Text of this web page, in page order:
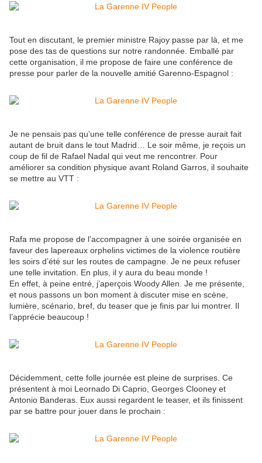
Tout en discutant, le premier ministre Rajoy passe par là, et me
pose des tas de questions sur notre randonnée. Emballé par
cette organisation, il me propose de faire une conférence de
presse pour parler de la nouvelle amitié Garenno-Espagnol :
Je ne pensais pas qu’une telle conférence de presse aurait fait
autant de bruit dans le tout Madrid… Le soir même, je reçois un
coup de fil de Rafael Nadal qui veut me rencontrer. Pour
améliorer sa condition physique avant Roland Garros, il souhaite
se mettre au VTT :
Rafa me propose de l’accompagner à une soirée organisée en
faveur des lapereaux orphelins victimes de la violence routière
les soirs d’été sur les routes de campagne. Je ne peux refuser
une telle invitation. En plus, il y aura du beau monde !
En effet, à peine entré, j’aperçois Woody Allen. Je me présente,
et nous passons un bon moment à discuter mise en scène,
lumière, scénario, bref, du teaser que je finis par lui montrer. Il
l’apprécie beaucoup !
Décidemment, cette folle journée est pleine de surprises. Ce
présentent à moi Leornado Di Caprio, Georges Clooney et
Antonio Banderas. Eux aussi regardent le teaser, et ils finissent
par se battre pour jouer dans le prochain :